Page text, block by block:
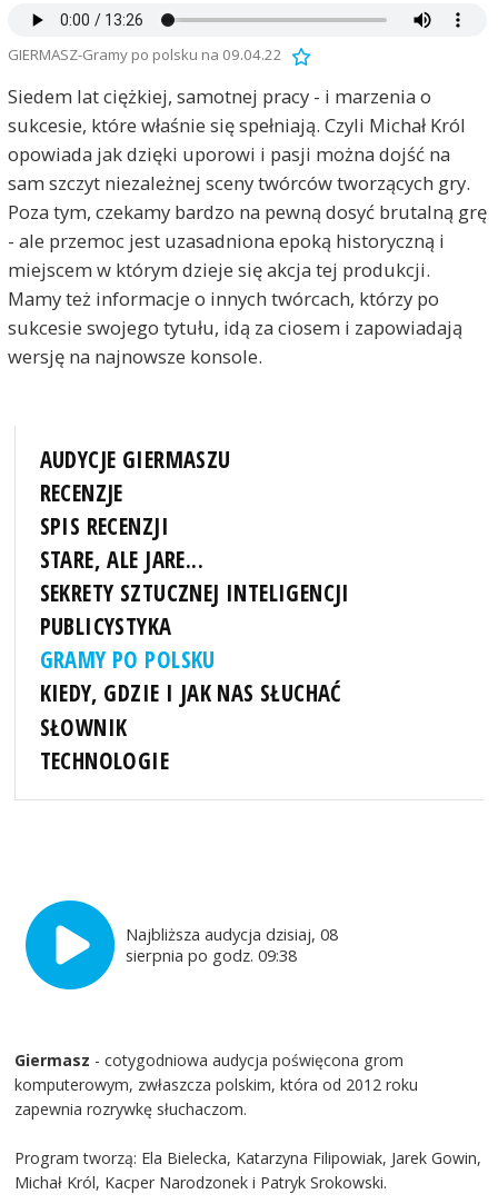
GIERMASZ-Gramy po polsku na 09.04.22
Siedem lat ciężkiej, samotnej pracy - i marzenia o
sukcesie, które właśnie się spełniają. Czyli Michał Król
opowiada jak dzięki uporowi i pasji można dojść na
sam szczyt niezależnej sceny twórców tworzących gry.
Poza tym, czekamy bardzo na pewną dosyć brutalną grę
- ale przemoc jest uzasadniona epoką historyczną i
miejscem w którym dzieje się akcja tej produkcji.
Mamy też informacje o innych twórcach, którzy po
sukcesie swojego tytułu, idą za ciosem i zapowiadają
wersję na najnowsze konsole.
AUDYCJE GIERMASZU
RECENZJE
SPIS RECENZJI
STARE, ALE JARE...
SEKRETY SZTUCZNEJ INTELIGENCJI
PUBLICYSTYKA
GRAMY PO POLSKU
KIEDY, GDZIE I JAK NAS SŁUCHAĆ
SŁOWNIK
TECHNOLOGIE
Najbliższa audycja dzisiaj, 08
sierpnia po godz. 09:38
Giermasz - cotygodniowa audycja poświęcona grom
komputerowym, zwłaszcza polskim, która od 2012 roku
zapewnia rozrywkę słuchaczom.
Program tworzą: Ela Bielecka, Katarzyna Filipowiak, Jarek Gowin,
Michał Król, Kacper Narodzonek i Patryk Srokowski.